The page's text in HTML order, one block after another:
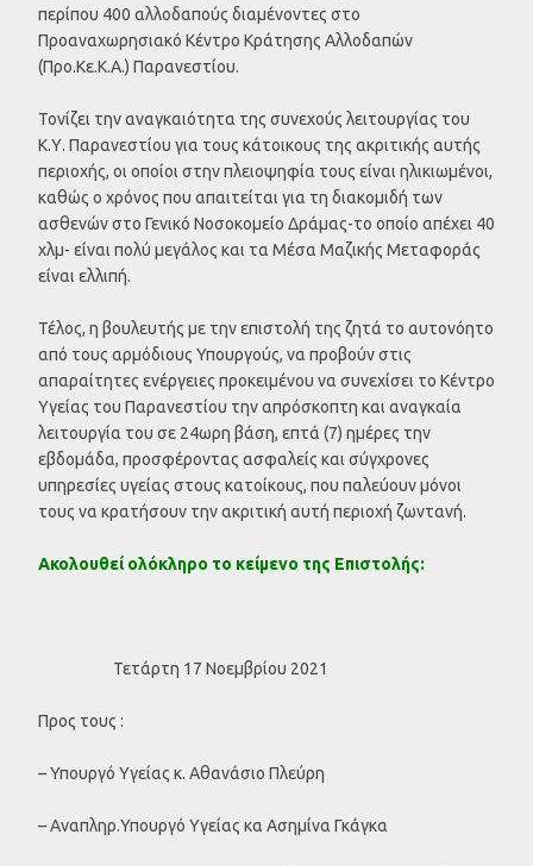
περίπου 400 αλλοδαπούς διαμένοντες στο
Προαναχωρησιακό Κέντρο Κράτησης Αλλοδαπών
(Προ.Κε.Κ.Α.) Παρανεστίου.
Τονίζει την αναγκαιότητα της συνεχούς λειτουργίας του
Κ.Υ. Παρανεστίου για τους κάτοικους της ακριτικής αυτής
περιοχής, οι οποίοι στην πλειοψηφία τους είναι ηλικιωμένοι,
καθώς ο χρόνος που απαιτείται για τη διακομιδή των
ασθενών στο Γενικό Νοσοκομείο Δράμας-το οποίο απέχει 40
χλμ- είναι πολύ μεγάλος και τα Μέσα Μαζικής Μεταφοράς
είναι ελλιπή.
Τέλος, η βουλευτής με την επιστολή της ζητά το αυτονόητο
από τους αρμόδιους Υπουργούς, να προβούν στις
απαραίτητες ενέργειες προκειμένου να συνεχίσει το Κέντρο
Υγείας του Παρανεστίου την απρόσκοπτη και αναγκαία
λειτουργία του σε 24ωρη βάση, επτά (7) ημέρες την
εβδομάδα, προσφέροντας ασφαλείς και σύγχρονες
υπηρεσίες υγείας στους κατοίκους, που παλεύουν μόνοι
τους να κρατήσουν την ακριτική αυτή περιοχή ζωντανή.
Ακολουθεί ολόκληρο το κείμενο της Επιστολής:
Τετάρτη 17 Νοεμβρίου 2021
Προς τους :
– Υπουργό Υγείας κ. Αθανάσιο Πλεύρη
– Αναπληρ.Υπουργό Υγείας κα Ασημίνα Γκάγκα